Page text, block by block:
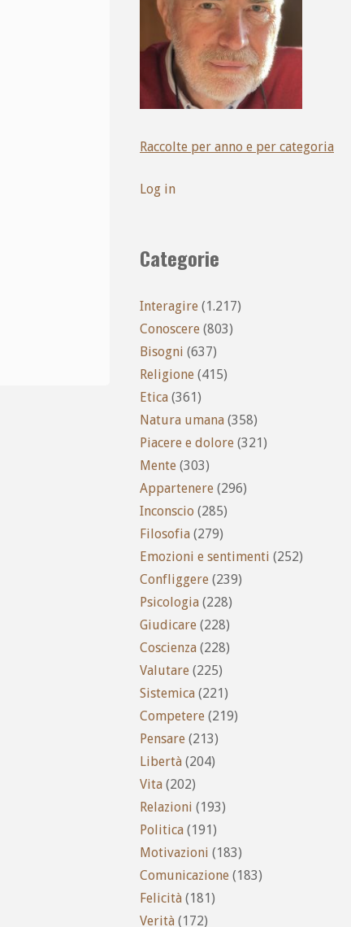
Raccolte per anno e per categoria
Log in
Categorie
Interagire (1.217)
Conoscere (803)
Bisogni (637)
Religione (415)
Etica (361)
Natura umana (358)
Piacere e dolore (321)
Mente (303)
Appartenere (296)
Inconscio (285)
Filosofia (279)
Emozioni e sentimenti (252)
Confliggere (239)
Psicologia (228)
Giudicare (228)
Coscienza (228)
Valutare (225)
Sistemica (221)
Competere (219)
Pensare (213)
Libertà (204)
Vita (202)
Relazioni (193)
Politica (191)
Motivazioni (183)
Comunicazione (183)
Felicità (181)
Verità (172)